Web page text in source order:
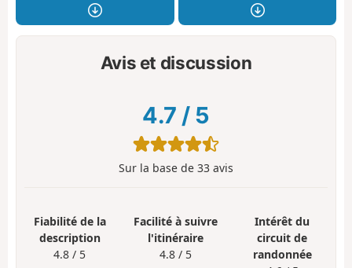
Avis et discussion
4.7 / 5
Sur la base de 33 avis
Fiabilité de la
description
4.8 / 5
Facilité à suivre
l'itinéraire
4.8 / 5
Intérêt du
circuit de
randonnée